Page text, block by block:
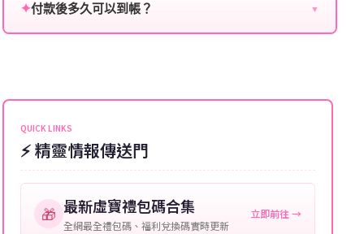
角色名稱：您遊戲中的角色名稱。
等級：角色的當前等級。
提供這些信息能幫助我們更快地處理您的代儲需求，確
單，不使用外掛程式、非法點數或異常儲值管道。您獲
✦付款後多久可以到帳？ ▼
可直接聯絡客服查詢訂單進度。
QUICK LINKS
⚡ 精靈情報傳送門
🎁 最新虛寶禮包碼合集
全網最全禮包碼、福利兌換碼實時更新
立即前往 →